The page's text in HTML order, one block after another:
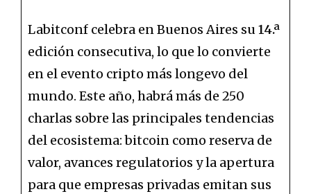
Labitconf celebra en Buenos Aires su14.ª
edición consecutiva, lo que lo convierte
en el evento cripto más longevo del
mundo. Este año, habrá más de 250
charlas sobre las principales tendencias
del ecosistema: bitcoin como reserva de
valor, avances regulatorios y la apertura
para que empresas privadas emitan sus